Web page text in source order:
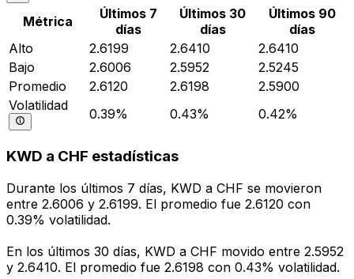
Métrica
Últimos 7
días
Últimos 30
días
Últimos 90
días
Alto
2.6199 2.6410
2.6410
Bajo
2.6006 2.5952
2.5245
Promedio
2.6120 2.6198
2.5900
Volatilidad
0.39% 0.43% 0.42%
KWD a CHF estadísticas
Durante los últimos 7 días, KWD a CHF se movieron
entre 2.6006 y 2.6199. El promedio fue 2.6120 con
0.39% volatilidad.
En los últimos 30 días, KWD a CHF movido entre 2.5952
y 2.6410. El promedio fue 2.6198 con 0.43% volatilidad.